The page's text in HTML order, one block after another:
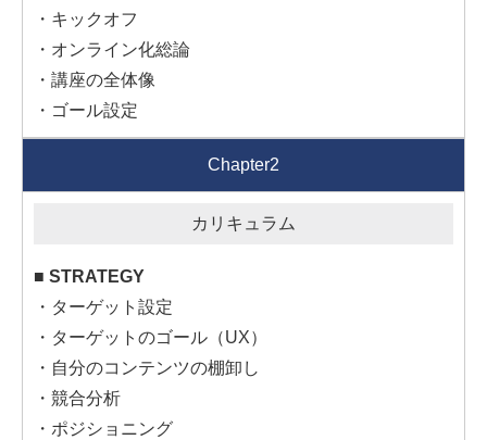
・キックオフ
・オンライン化総論
・講座の全体像
・ゴール設定
Chapter2
■ STRATEGY
・ターゲット設定
・ターゲットのゴール（UX）
・自分のコンテンツの棚卸し
・競合分析
・ポジショニング